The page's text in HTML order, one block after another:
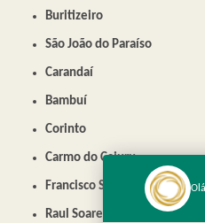
Buritizeiro
São João do Paraíso
Carandaí
Bambuí
Corinto
Carmo do Cajuru
Francisco Sá
Raul Soares